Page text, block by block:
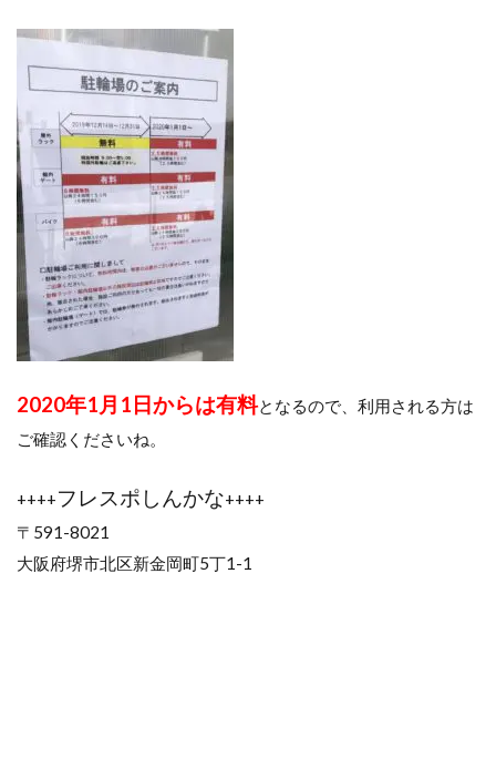
2020年1月1日からは有料となるので、利用される方は
ご確認くださいね。
++++フレスポしんかな++++
〒591-8021
大阪府堺市北区新金岡町5丁1-1